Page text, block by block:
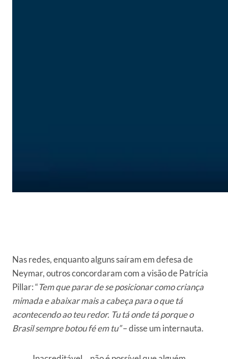
Nas redes, enquanto alguns saíram em defesa de
Neymar, outros concordaram com a visão de Patrícia
Pillar: “Tem que parar de se posicionar como criança
mimada e abaixar mais a cabeça para o que tá
acontecendo ao teu redor. Tu tá onde tá porque o
Brasil sempre botou fé em tu”– disse um internauta.